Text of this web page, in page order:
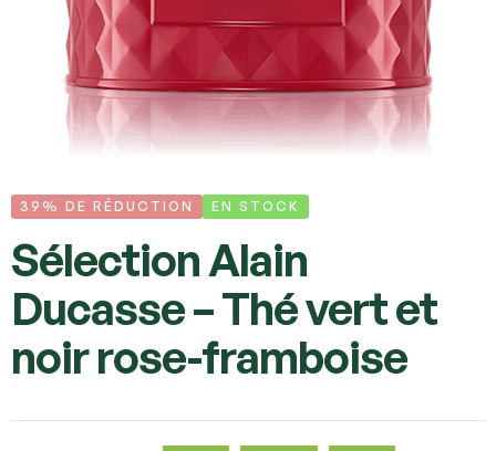
39% DE RÉDUCTION EN STOCK
Sélection Alain
Ducasse – Thé vert et
noir rose-framboise